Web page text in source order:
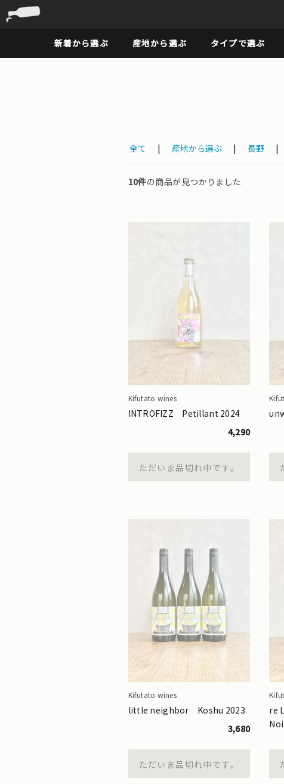
新着から選ぶ 産地から選ぶ タイプで選ぶ
全て | 産地から選ぶ | 長野 |
10件の商品が見つかりました
Kifutato wines
INTROFIZZ Petillant 2024
4,290
ただいま品切れ中です。
Kifutato wines
little neighbor Koshu 2023
3,680
ただいま品切れ中です。
re